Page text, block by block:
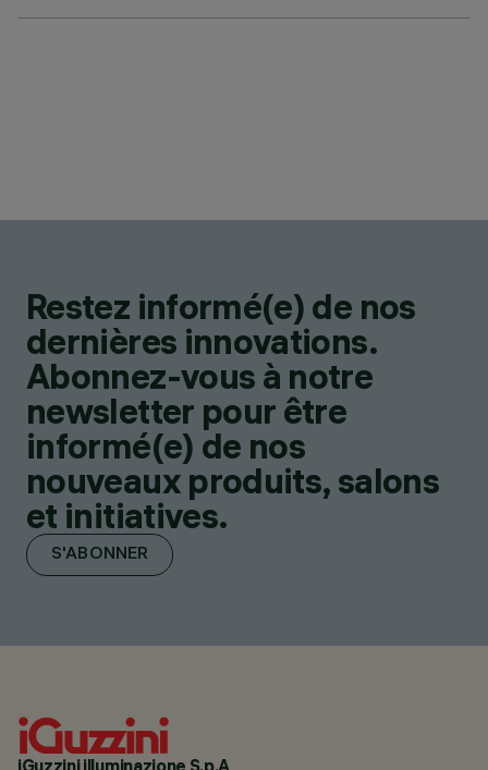
Restez informé(e) de nos
dernières innovations.
Abonnez-vous à notre
newsletter pour être
informé(e) de nos
nouveaux produits, salons
et initiatives.
S'ABONNER
iGuzzini illuminazione S.p.A